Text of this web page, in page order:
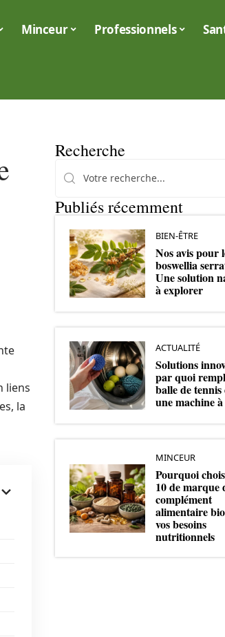
Minceur Professionnels
liens
la
Recherche
Publiés récemment
BIEN-ÊTRE
Nos avis pour
boswellia
Une solution
à explorer
ACTUALITÉ
Solutions
par quoi
balle de tennis
une machine
MINCEUR
Pourquoi
10 de marque
complément
alimentaire
vos besoins
nutritionnels